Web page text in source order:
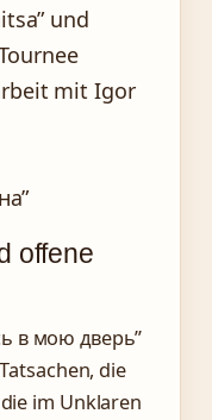
und
mit Igor
offene
в мою дверь”
die
im Unklaren